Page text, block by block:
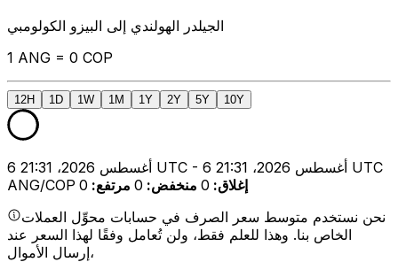
الجيلدر الهولندي إلى البيزو الكولومبي
1 ANG = 0 COP
12H 1D 1W 1M 1Y 2Y 5Y 10Y
6 أغسطس 2026، 21:31 UTC - 6 أغسطس 2026، 21:31 UTC
ANG/COP
إغلاق:
0 منخفض:
0 مرتفع:
0
نحن نستخدم متوسط سعر الصرف في حسابات محوِّل العملات
الخاص بنا. وهذا للعلم فقط، ولن تُعامل وفقًا لهذا السعر عند
إرسال الأموال،